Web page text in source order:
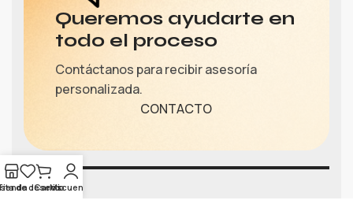
Queremos ayudarte en
todo el proceso
Contáctanos para recibir asesoría
personalizada.
CONTACTO
de deseos
CarritoMi cuenta